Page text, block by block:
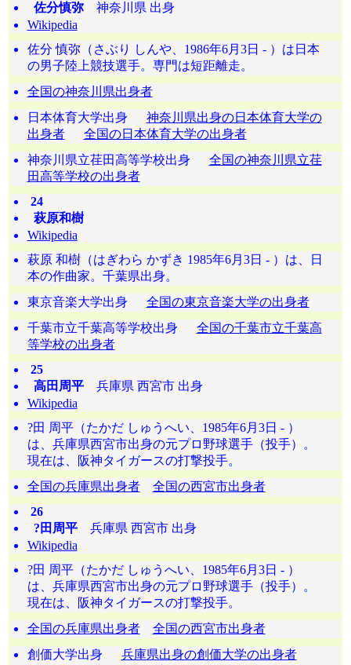
佐分慎弥神奈川県 出身
Wikipedia
佐分 慎弥（さぶり しんや、1986年6月3日 - ）は日本
の男子陸上競技選手。専門は短距離走。
全国の神奈川県出身者
日本体育大学出身 神奈川県出身の日本体育大学の
出身者
全国の日本体育大学の出身者
神奈川県立荏田高等学校出身 全国の神奈川県立荏
田高等学校の出身者
24
萩原和樹
Wikipedia
萩原 和樹（はぎわら かずき 1985年6月3日 - ）は、日
本の作曲家。千葉県出身。
東京音楽大学出身 全国の東京音楽大学の出身者
千葉市立千葉高等学校出身 全国の千葉市立千葉高
等学校の出身者
25
高田周平兵庫県 西宮市 出身
Wikipedia
?田 周平（たかだ しゅうへい、1985年6月3日 - ）
は、兵庫県西宮市出身の元プロ野球選手（投手）。
現在は、阪神タイガースの打撃投手。
全国の兵庫県出身者
全国の西宮市出身者
26
?田周平兵庫県 西宮市 出身
Wikipedia
?田 周平（たかだ しゅうへい、1985年6月3日 - ）
は、兵庫県西宮市出身の元プロ野球選手（投手）。
現在は、阪神タイガースの打撃投手。
全国の兵庫県出身者
全国の西宮市出身者
創価大学出身 兵庫県出身の創価大学の出身者